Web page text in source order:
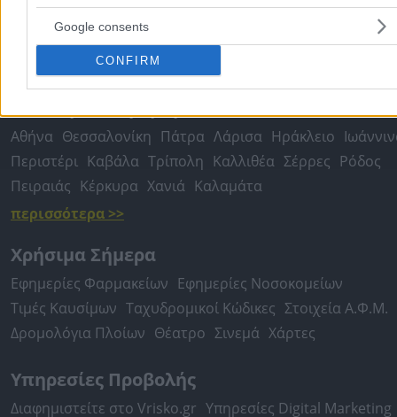
Google consents
CONFIRM
Συνεργεία Αυτοκινήτων
Υδραυλικοί - Υδραυλικές Εγκαταστάσεις
περισσότερα >>
Αθήνα Θεσσαλονίκη Πάτρα Λάρισα Ηράκλειο
Περιστέρι Καβάλα Τρίπολη Καλλιθέα Σέρρες Ρόδος
Πειραιάς Κέρκυρα Χανιά Καλαμάτα
περισσότερα >>
Χρήσιμα Σήμερα
Εφημερίες Φαρμακείων Εφημερίες Νοσοκομείων
Τιμές Καυσίμων Ταχυδρομικοί Κώδικες Στοιχεία Α.Φ.Μ.
Δρομολόγια Πλοίων Θέατρο Σινεμά Χάρτες
Υπηρεσίες Προβολής
Διαφημιστείτε στο Vrisko.gr Υπηρεσίες Digital Marketing